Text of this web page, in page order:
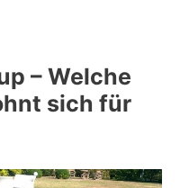
– Welche
sich für